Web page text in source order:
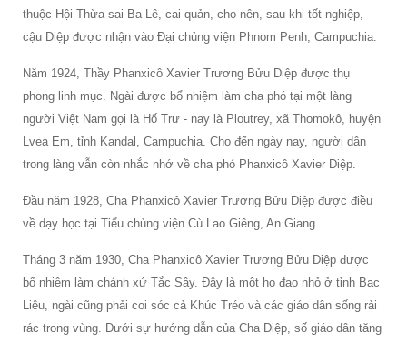
thuộc Hội Thừa sai Ba Lê, cai quản, cho nên, sau khi tốt nghiệp,
cậu Diệp được nhận vào Đại chủng viện Phnom Penh, Campuchia.
Năm 1924, Thầy Phanxicô Xavier Trương Bửu Diệp được thụ
phong linh mục. Ngài được bổ nhiệm làm cha phó tại một làng
người Việt Nam gọi là Hố Trư - nay là Ploutrey, xã Thomokô, huyện
Lvea Em, tỉnh Kandal, Campuchia. Cho đến ngày nay, người dân
trong làng vẫn còn nhắc nhớ về cha phó Phanxicô Xavier Diệp.
Đầu năm 1928, Cha Phanxicô Xavier Trương Bửu Diệp được điều
về dạy học tại Tiểu chủng viện Cù Lao Giêng, An Giang.
Tháng 3 năm 1930, Cha Phanxicô Xavier Trương Bửu Diệp được
bổ nhiệm làm chánh xứ Tắc Sậy. Đây là một họ đạo nhỏ ở tỉnh Bạc
Liêu, ngài cũng phải coi sóc cả Khúc Tréo và các giáo dân sống rải
rác trong vùng. Dưới sự hướng dẫn của Cha Diệp, số giáo dân tăng